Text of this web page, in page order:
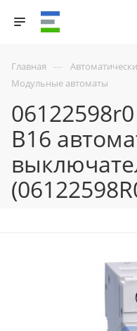
Главная —
Модульные автоматы
06122598r0
B16